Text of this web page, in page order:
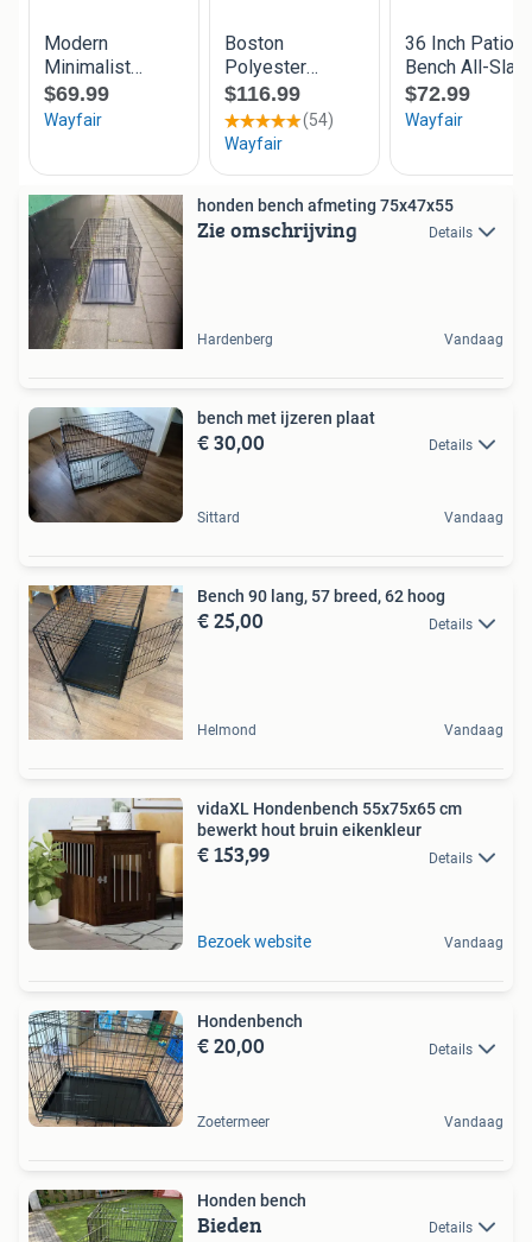
honden bench afmeting 75x47x55
Zie omschrijving Details
Hardenberg Vandaag
bench met ijzeren plaat
€ 30,00 Details
Sittard Vandaag
Bench 90 lang, 57 breed, 62 hoog
€ 25,00 Details
Helmond Vandaag
vidaXL Hondenbench 55x75x65 cm
bewerkt hout bruin eikenkleur
€ 153,99 Details
Bezoek website Vandaag
Hondenbench
€ 20,00 Details
Zoetermeer Vandaag
Honden bench
Bieden Details